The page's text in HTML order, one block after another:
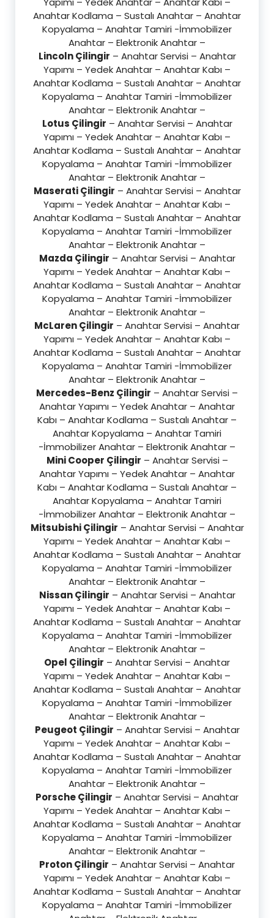
Anahtar Kodlama – Sustalı Anahtar – Anahtar
Kopyalama – Anahtar Tamiri -İmmobilizer
Anahtar – Elektronik Anahtar –
Lincoln Çilingir – Anahtar Servisi – Anahtar
Yapımı – Yedek Anahtar – Anahtar Kabı –
Anahtar Kodlama – Sustalı Anahtar – Anahtar
Kopyalama – Anahtar Tamiri -İmmobilizer
Anahtar – Elektronik Anahtar –
Lotus Çilingir – Anahtar Servisi – Anahtar
Yapımı – Yedek Anahtar – Anahtar Kabı –
Anahtar Kodlama – Sustalı Anahtar – Anahtar
Kopyalama – Anahtar Tamiri -İmmobilizer
Anahtar – Elektronik Anahtar –
Maserati Çilingir – Anahtar Servisi – Anahtar
Yapımı – Yedek Anahtar – Anahtar Kabı –
Anahtar Kodlama – Sustalı Anahtar – Anahtar
Kopyalama – Anahtar Tamiri -İmmobilizer
Anahtar – Elektronik Anahtar –
Mazda Çilingir – Anahtar Servisi – Anahtar
Yapımı – Yedek Anahtar – Anahtar Kabı –
Anahtar Kodlama – Sustalı Anahtar – Anahtar
Kopyalama – Anahtar Tamiri -İmmobilizer
Anahtar – Elektronik Anahtar –
McLaren Çilingir – Anahtar Servisi – Anahtar
Yapımı – Yedek Anahtar – Anahtar Kabı –
Anahtar Kodlama – Sustalı Anahtar – Anahtar
Kopyalama – Anahtar Tamiri -İmmobilizer
Anahtar – Elektronik Anahtar –
Mercedes-Benz Çilingir – Anahtar Servisi –
Anahtar Yapımı – Yedek Anahtar – Anahtar
Kabı – Anahtar Kodlama – Sustalı Anahtar –
Anahtar Kopyalama – Anahtar Tamiri
-İmmobilizer Anahtar – Elektronik Anahtar –
Mini Cooper Çilingir – Anahtar Servisi –
Anahtar Yapımı – Yedek Anahtar – Anahtar
Kabı – Anahtar Kodlama – Sustalı Anahtar –
Anahtar Kopyalama – Anahtar Tamiri
-İmmobilizer Anahtar – Elektronik Anahtar –
Mitsubishi Çilingir – Anahtar Servisi – Anahtar
Yapımı – Yedek Anahtar – Anahtar Kabı –
Anahtar Kodlama – Sustalı Anahtar – Anahtar
Kopyalama – Anahtar Tamiri -İmmobilizer
Anahtar – Elektronik Anahtar –
Nissan Çilingir – Anahtar Servisi – Anahtar
Yapımı – Yedek Anahtar – Anahtar Kabı –
Anahtar Kodlama – Sustalı Anahtar – Anahtar
Kopyalama – Anahtar Tamiri -İmmobilizer
Anahtar – Elektronik Anahtar –
Opel Çilingir – Anahtar Servisi – Anahtar
Yapımı – Yedek Anahtar – Anahtar Kabı –
Anahtar Kodlama – Sustalı Anahtar – Anahtar
Kopyalama – Anahtar Tamiri -İmmobilizer
Anahtar – Elektronik Anahtar –
Peugeot Çilingir – Anahtar Servisi – Anahtar
Yapımı – Yedek Anahtar – Anahtar Kabı –
Anahtar Kodlama – Sustalı Anahtar – Anahtar
Kopyalama – Anahtar Tamiri -İmmobilizer
Anahtar – Elektronik Anahtar –
Porsche Çilingir – Anahtar Servisi – Anahtar
Yapımı – Yedek Anahtar – Anahtar Kabı –
Anahtar Kodlama – Sustalı Anahtar – Anahtar
Kopyalama – Anahtar Tamiri -İmmobilizer
Anahtar – Elektronik Anahtar –
Proton Çilingir – Anahtar Servisi – Anahtar
Yapımı – Yedek Anahtar – Anahtar Kabı –
Anahtar Kodlama – Sustalı Anahtar – Anahtar
Kopyalama – Anahtar Tamiri -İmmobilizer